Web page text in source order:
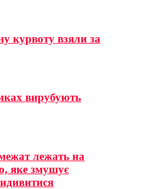
курвоту взяли за
вирубують
лежать на
яке змушує